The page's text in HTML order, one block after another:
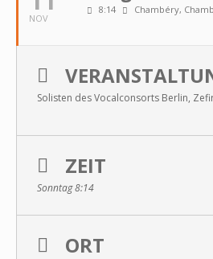
NOV
8:14 Chambéry,
Solisten des Vocalconsorts Berlin,
ZEIT
Sonntag 8:14
ORT